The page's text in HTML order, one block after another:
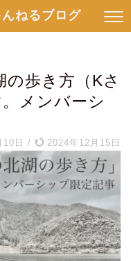
ねるブログ
歩き方（Kさ
メンバーシ
日 / 2024年12月15日